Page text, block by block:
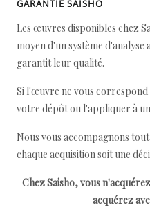
GARANTIE SAISHO
Les œuvres disponibles chez
moyen d'un système
garantit leur qualité.
Si l'œuvre ne vous
votre dépôt ou l'appliquer à
Nous vous accompagnons
chaque acquisition soit une
Chez Saisho, vous
acquérez